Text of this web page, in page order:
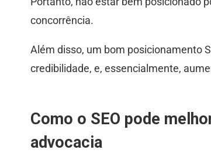
concorrência.
Além disso, um bom posicionamento
credibilidade, e, essencialmente,
Como o SEO pode
advocacia